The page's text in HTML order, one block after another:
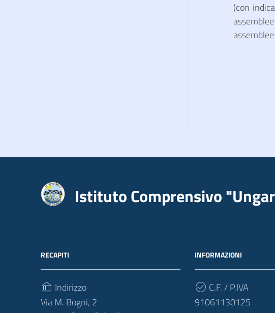
(con
Istituto Comprensivo
RECAPITI
Indirizzo
Via M. Bogni, 2
INFORMAZIONI
C.F. / P.IVA
91061130125